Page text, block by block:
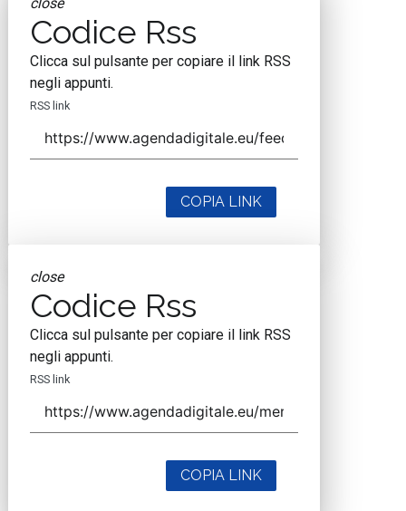
Codice Rss
Clicca sul pulsante per copiare il link RSS
negli appunti.
RSS link
COPIA LINK
close
Codice Rss
Clicca sul pulsante per copiare il link RSS
negli appunti.
RSS link
COPIA LINK